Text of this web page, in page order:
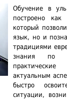
Обучение в
построено как
который
язык, но и
традициями
знания по
актуальным
быстро
ситуации,